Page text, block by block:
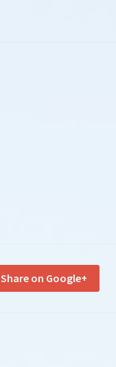
Share on Google+